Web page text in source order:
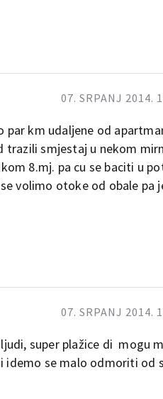
07. SRPANJ 2014.
par km udaljene od
trazili smjestaj u nekom
8.mj. pa cu se baciti u
volimo otoke od obale pa
07. SRPANJ 2014.
super plažice di mogu
idemo se malo odmoriti od